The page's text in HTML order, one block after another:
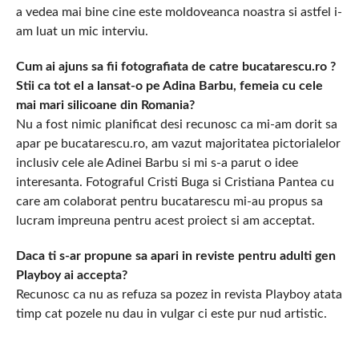
a vedea mai bine cine este moldoveanca noastra si astfel i-
am luat un mic interviu.
Cum ai ajuns sa fii fotografiata de catre bucatarescu.ro ?
Stii ca tot el a lansat-o pe Adina Barbu, femeia cu cele
mai mari silicoane din Romania?
Nu a fost nimic planificat desi recunosc ca mi-am dorit sa
apar pe bucatarescu.ro, am vazut majoritatea pictorialelor
inclusiv cele ale Adinei Barbu si mi s-a parut o idee
interesanta. Fotograful Cristi Buga si Cristiana Pantea cu
care am colaborat pentru bucatarescu mi-au propus sa
lucram impreuna pentru acest proiect si am acceptat.
Daca ti s-ar propune sa apari in reviste pentru adulti gen
Playboy ai accepta?
Recunosc ca nu as refuza sa pozez in revista Playboy atata
timp cat pozele nu dau in vulgar ci este pur nud artistic.